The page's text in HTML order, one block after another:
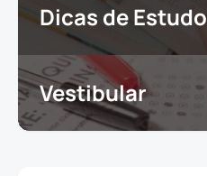
Dicas de Estudo
Vestibular